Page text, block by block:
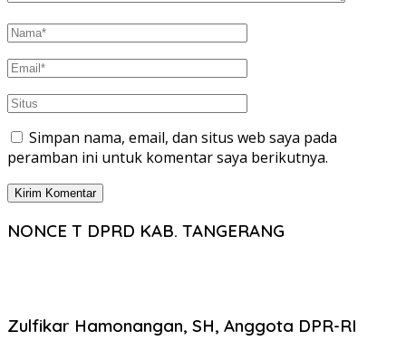
Simpan nama, email, dan situs web saya pada
peramban ini untuk komentar saya berikutnya.
NONCE T DPRD KAB. TANGERANG
Zulfikar Hamonangan, SH, Anggota DPR-RI